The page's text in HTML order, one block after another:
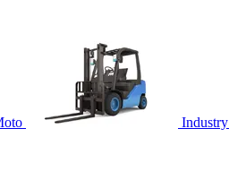
Industry